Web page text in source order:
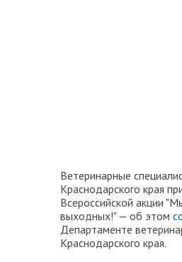
Ветеринарные
Краснодарского края
Всероссийской акции
выходных!" — об этом
Департаменте
Краснодарского края.